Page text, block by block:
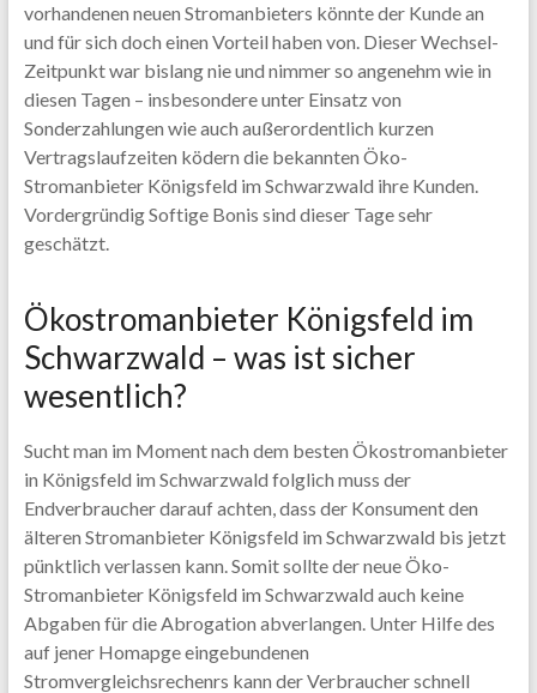
vorhandenen neuen Stromanbieters könnte der Kunde an
und für sich doch einen Vorteil haben von. Dieser Wechsel-
Zeitpunkt war bislang nie und nimmer so angenehm wie in
diesen Tagen – insbesondere unter Einsatz von
Sonderzahlungen wie auch außerordentlich kurzen
Vertragslaufzeiten ködern die bekannten Öko-
Stromanbieter Königsfeld im Schwarzwald ihre Kunden.
Vordergründig Softige Bonis sind dieser Tage sehr
geschätzt.
Ökostromanbieter Königsfeld im
Schwarzwald – was ist sicher
wesentlich?
Sucht man im Moment nach dem besten Ökostromanbieter
in Königsfeld im Schwarzwald folglich muss der
Endverbraucher darauf achten, dass der Konsument den
älteren Stromanbieter Königsfeld im Schwarzwald bis jetzt
pünktlich verlassen kann. Somit sollte der neue Öko-
Stromanbieter Königsfeld im Schwarzwald auch keine
Abgaben für die Abrogation abverlangen. Unter Hilfe des
auf jener Homapge eingebundenen
Stromvergleichsrechenrs kann der Verbraucher schnell